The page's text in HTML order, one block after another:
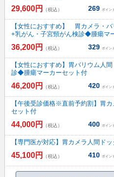
29,600円 （税込） 269 ポイント
【女性におすすめ】 胃カメラ・
+乳がん・子宮頸がん検診◆腫瘍マ
36,200円 （税込） 329 ポイント
【女性におすすめ】胃バリウム人
診◆腫瘍マーカーセット付
46,200円 （税込） 420 ポイント
【午後受診価格※直前予約割】胃
セット付
44,000円 （税込） 400 ポイント
【専門医が対応】胃カメラ人間ド
45,100円 （税込） 410 ポイント